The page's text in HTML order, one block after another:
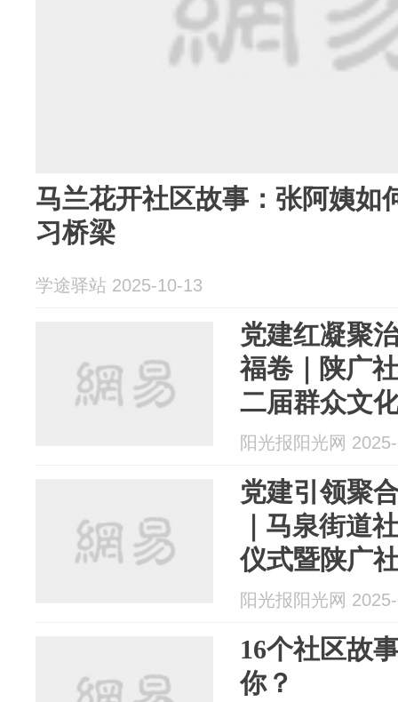
马兰花开社区故事：张阿姨如
习桥梁
学途驿站 2025-10-13
党建红凝聚
福卷｜陕广
二届群众文
阳光报阳光网
党建引领聚
｜马泉街道
仪式暨陕广
艺术展演
阳光报阳光网
16个社区故
你？